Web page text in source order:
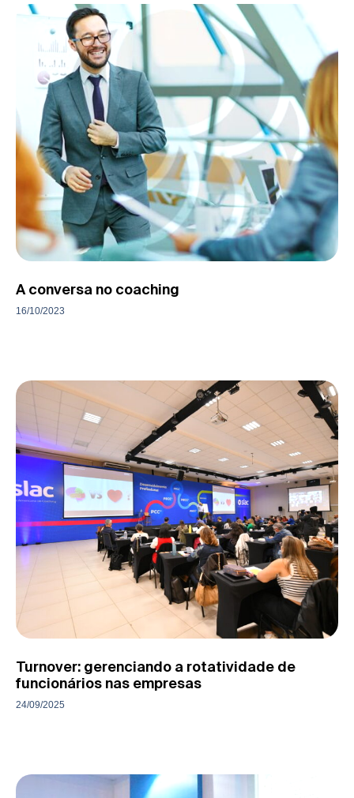
A conversa no coaching
16/10/2023
Turnover: gerenciando a rotatividade de
funcionários nas empresas
24/09/2025